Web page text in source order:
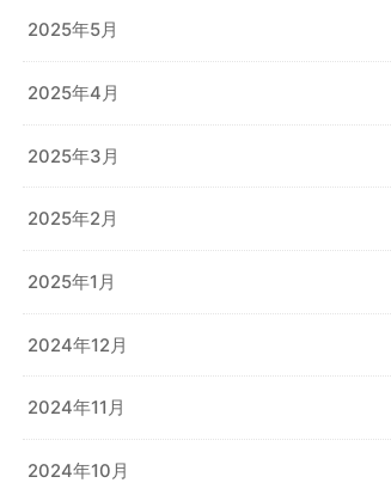
2025年5月
2025年4月
2025年3月
2025年2月
2025年1月
2024年12月
2024年11月
2024年10月